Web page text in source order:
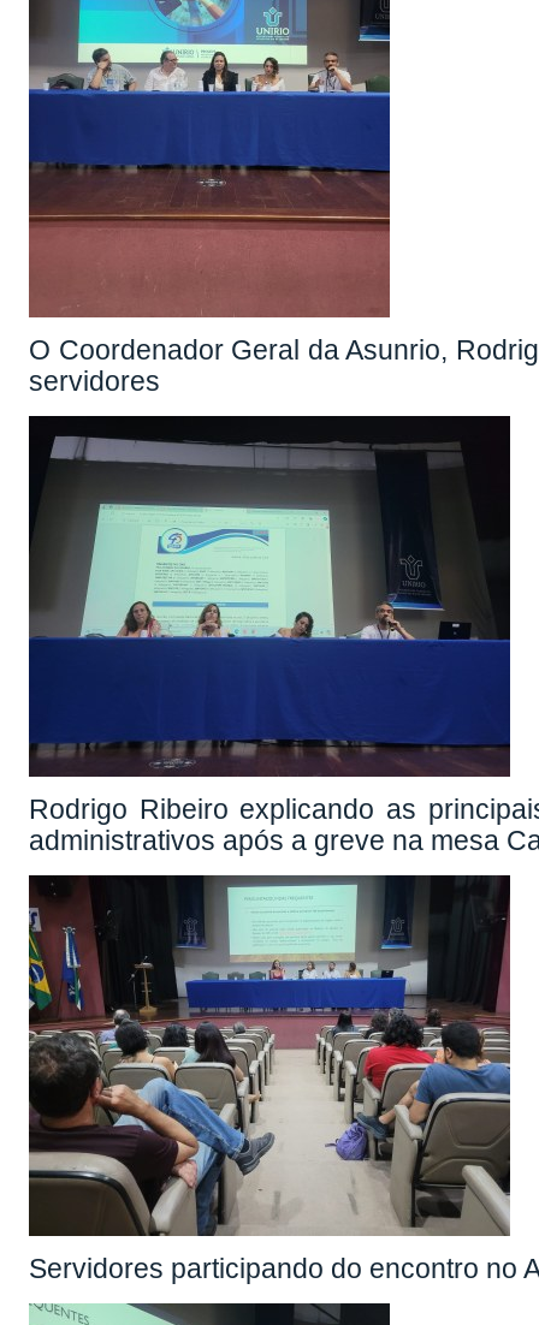
O Coordenador Geral da Asunrio,
servidores
Rodrigo Ribeiro explicando as
administrativos após a greve na mesa
Servidores participando do encontro no